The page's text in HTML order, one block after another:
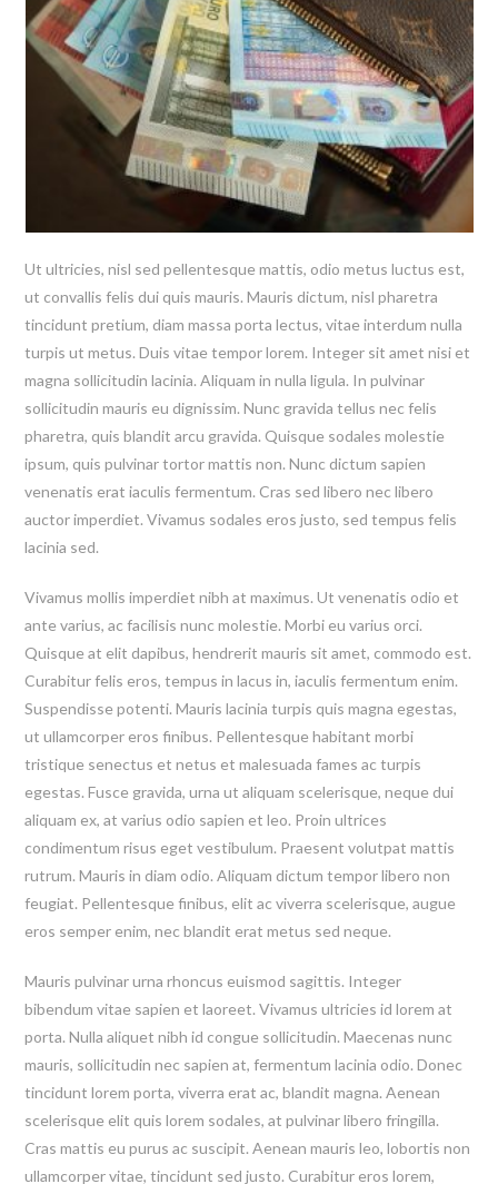
Ut ultricies, nisl sed pellentesque mattis, odio metus luctus est,
ut convallis felis dui quis mauris. Mauris dictum, nisl pharetra
tincidunt pretium, diam massa porta lectus, vitae interdum nulla
turpis ut metus. Duis vitae tempor lorem. Integer sit amet nisi et
magna sollicitudin lacinia. Aliquam in nulla ligula. In pulvinar
sollicitudin mauris eu dignissim. Nunc gravida tellus nec felis
pharetra, quis blandit arcu gravida. Quisque sodales molestie
ipsum, quis pulvinar tortor mattis non. Nunc dictum sapien
venenatis erat iaculis fermentum. Cras sed libero nec libero
auctor imperdiet. Vivamus sodales eros justo, sed tempus felis
lacinia sed.
Vivamus mollis imperdiet nibh at maximus. Ut venenatis odio et
ante varius, ac facilisis nunc molestie. Morbi eu varius orci.
Quisque at elit dapibus, hendrerit mauris sit amet, commodo est.
Curabitur felis eros, tempus in lacus in, iaculis fermentum enim.
Suspendisse potenti. Mauris lacinia turpis quis magna egestas,
ut ullamcorper eros finibus. Pellentesque habitant morbi
tristique senectus et netus et malesuada fames ac turpis
egestas. Fusce gravida, urna ut aliquam scelerisque, neque dui
aliquam ex, at varius odio sapien et leo. Proin ultrices
condimentum risus eget vestibulum. Praesent volutpat mattis
rutrum. Mauris in diam odio. Aliquam dictum tempor libero non
feugiat. Pellentesque finibus, elit ac viverra scelerisque, augue
eros semper enim, nec blandit erat metus sed neque.
Mauris pulvinar urna rhoncus euismod sagittis. Integer
bibendum vitae sapien et laoreet. Vivamus ultricies id lorem at
porta. Nulla aliquet nibh id congue sollicitudin. Maecenas nunc
mauris, sollicitudin nec sapien at, fermentum lacinia odio. Donec
tincidunt lorem porta, viverra erat ac, blandit magna. Aenean
scelerisque elit quis lorem sodales, at pulvinar libero fringilla.
Cras mattis eu purus ac suscipit. Aenean mauris leo, lobortis non
ullamcorper vitae, tincidunt sed justo. Curabitur eros lorem,